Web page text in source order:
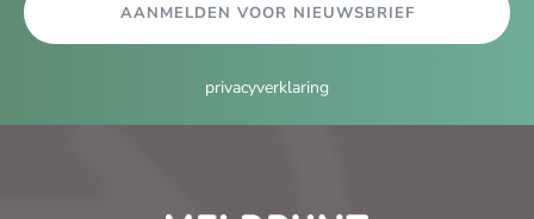
AANMELDEN VOOR NIEUWSBRIEF
privacyverklaring